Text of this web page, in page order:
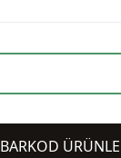
BARKOD